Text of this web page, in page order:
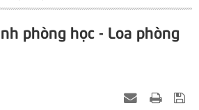
phòng học - Loa phòng